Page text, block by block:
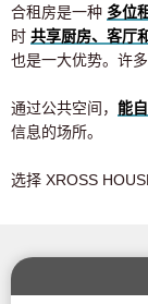
合租房是一种 多位
时 共享厨房、客厅
也是一大优势。许
通过公共空间， 能
信息的场所。
选择 XROSS